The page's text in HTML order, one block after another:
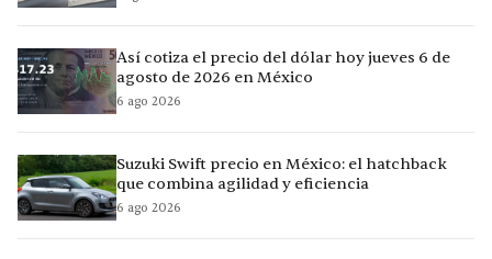
Así cotiza el precio del dólar hoy jueves 6 de
agosto de 2026 en México
6 ago 2026
Suzuki Swift precio en México: el hatchback
que combina agilidad y eficiencia
6 ago 2026